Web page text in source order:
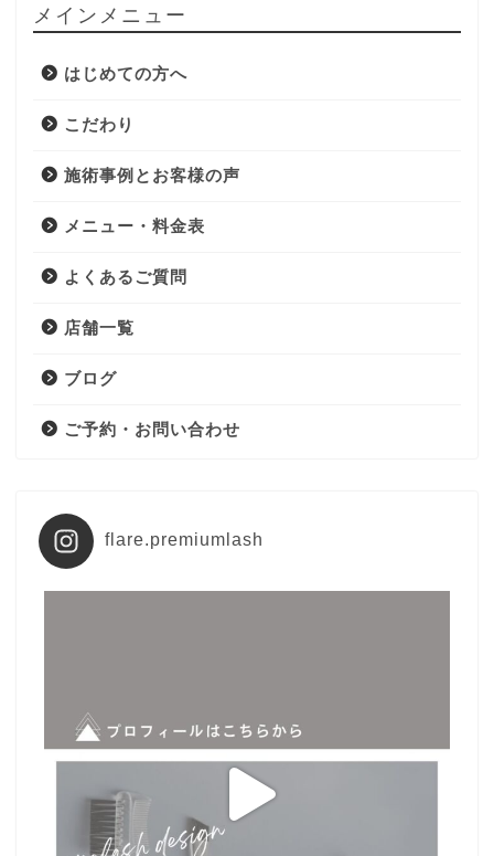
メインメニュー
はじめての方へ
こだわり
施術事例とお客様の声
メニュー・料金表
よくあるご質問
店舗一覧
ブログ
ご予約・お問い合わせ
flare.premiumlash